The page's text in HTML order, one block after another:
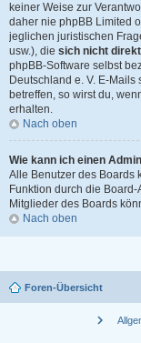
keiner Weise zur
daher nie phpBB Limited
jeglichen juristischen
usw.), die sich nicht direkt
phpBB-Software selbst
Deutschland e. V. E-Mails
betreffen, so wirst du,
erhalten.
Nach oben
Wie kann ich einen
Alle Benutzer des Boards
Funktion durch die
Mitglieder des Boards
Nach oben
Foren-Übersicht
chevron_right